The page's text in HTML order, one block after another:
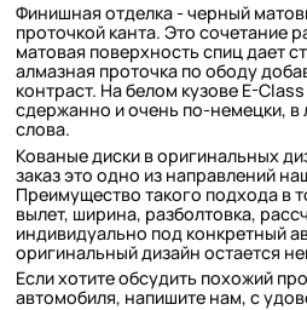
Финишная отделка - черный
проточкой канта. Это сочетание
матовая поверхность спиц дает
алмазная проточка по ободу
контраст. На белом кузове E-
сдержанно и очень по-немецки, в
слова.
Кованые диски в оригинальных
заказ это одно из направлений
Преимущество такого подхода в
вылет, ширина, разболтовка,
индивидуально под конкретный
оригинальный дизайн остается
Если хотите обсудить похожий
автомобиля, напишите нам, с